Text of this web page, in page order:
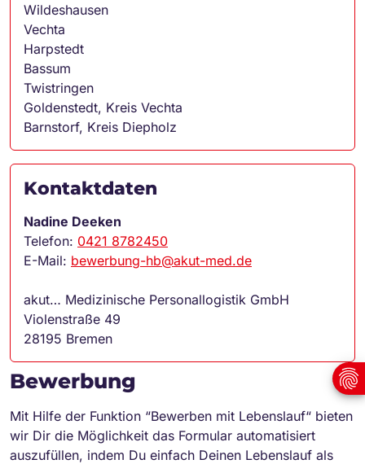
Wildeshausen
Vechta
Harpstedt
Bassum
Twistringen
Goldenstedt, Kreis Vechta
Barnstorf, Kreis Diepholz
Kontaktdaten
Nadine Deeken
Telefon: 0421 8782450
E-Mail: bewerbung-hb@akut-med.de
akut… Medizinische Personallogistik GmbH
Violenstraße 49
28195 Bremen
Bewerbung
Mit Hilfe der Funktion “Bewerben mit Lebenslauf“ bieten
wir Dir die Möglichkeit das Formular automatisiert
auszufüllen, indem Du einfach Deinen Lebenslauf als